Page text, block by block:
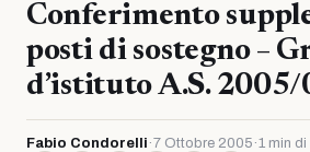
Conferimento
posti di sostegno –
d’istituto A.S. 2005/
Fabio Condorelli ·7 Ottobre 2005 ·1 min